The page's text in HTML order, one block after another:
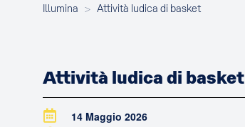
Illumina > Attività ludica di basket
Attività ludica di basket
14 Maggio 2026